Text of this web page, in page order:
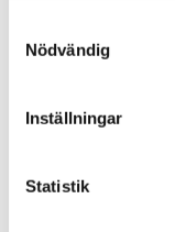
Nödvändig
Inställningar
Statistik
LIGHT